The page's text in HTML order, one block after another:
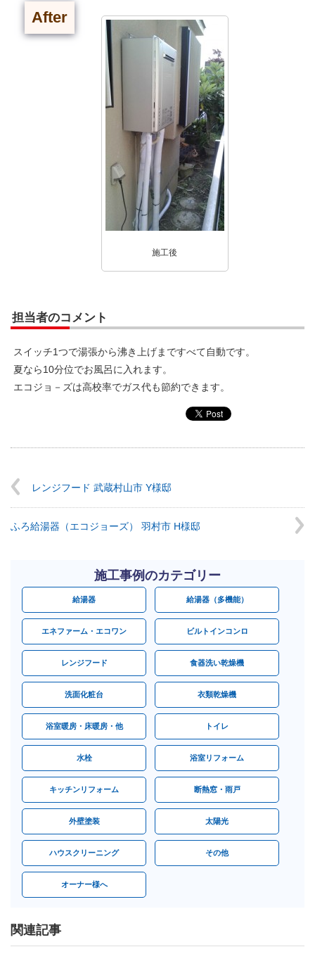
After
施工後
担当者のコメント
スイッチ1つで湯張から沸き上げまですべて自動です。
夏なら10分位でお風呂に入れます。
エコジョ－ズは高校率でガス代も節約できます。
レンジフード 武蔵村山市 Y様邸
ふろ給湯器（エコジョーズ） 羽村市 H様邸
施工事例のカテゴリー
給湯器 給湯器（多機能）
エネファーム・エコワン ビルトインコンロ
レンジフード 食器洗い乾燥機
洗面化粧台 衣類乾燥機
浴室暖房・床暖房・他 トイレ
水栓 浴室リフォーム
キッチンリフォーム 断熱窓・雨戸
外壁塗装 太陽光
ハウスクリーニング その他
オーナー様へ
関連記事